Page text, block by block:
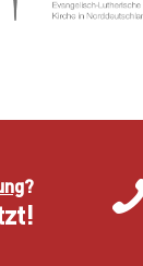
?